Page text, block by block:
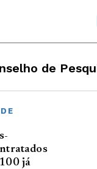
de
já